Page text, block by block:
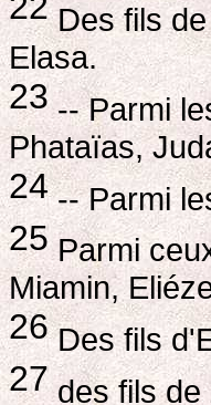
Des fils de
Elasa.
23-- Parmi
Phataïas,
24-- Parmi
25Parmi
Miamin,
26Des fils
27des fils de